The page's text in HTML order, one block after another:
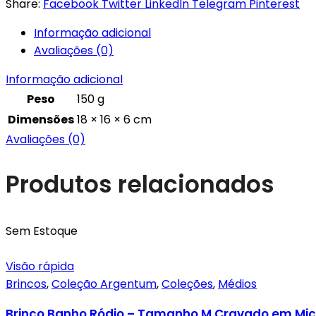
Share: Facebook Twitter LinkedIn Telegram Pinterest
Informação adicional
Avaliações (0)
Informação adicional
Peso
150 g
Dimensões18 × 16 × 6 cm
Avaliações (0)
Produtos relacionados
Sem Estoque
Visão rápida
Brincos,Coleção Argentum,Coleções, Médios